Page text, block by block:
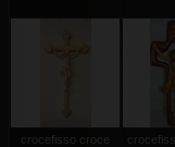
crocefisso croce